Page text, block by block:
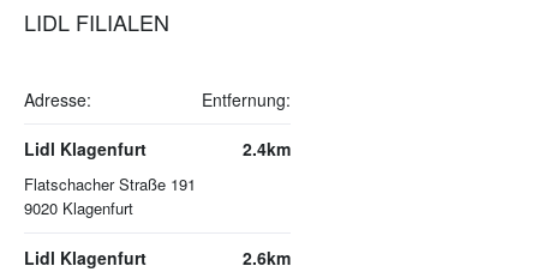
LIDL FILIALEN
Adresse: Entfernung:
Lidl Klagenfurt
Flatschacher Straße 191
9020 Klagenfurt
2.4km
Lidl Klagenfurt 2.6km